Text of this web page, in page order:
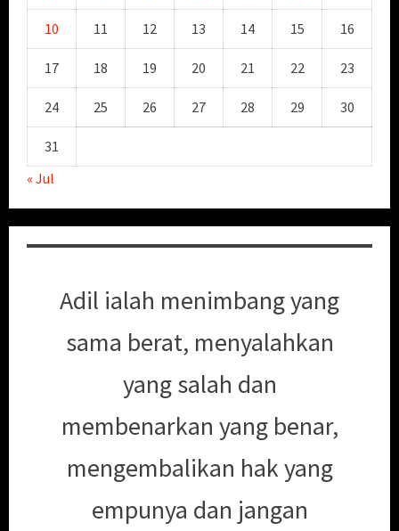
10 11 12 13 14 15 16
17 18 19 20 21 22 23
24 25 26 27 28 29 30
31
« Jul
Adil ialah menimbang yang
sama berat, menyalahkan
yang salah dan
membenarkan yang benar,
mengembalikan hak yang
empunya dan jangan